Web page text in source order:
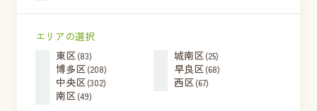
エリアの選択
東区(83) 城南区(25)
博多区(208) 早良区(68)
中央区(302) 西区(67)
南区(49)